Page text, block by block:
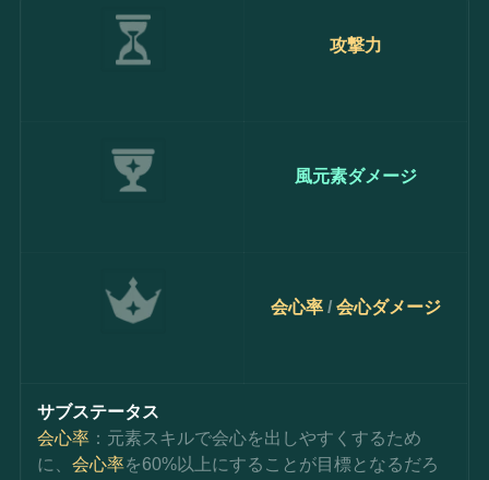
攻撃力
風元素ダメージ
会心率 / 会心ダメージ
サブステータス
会心率 ：元素スキルで会心を出しやすくするため
に、会心率を60%以上にすることが目標となるだろ